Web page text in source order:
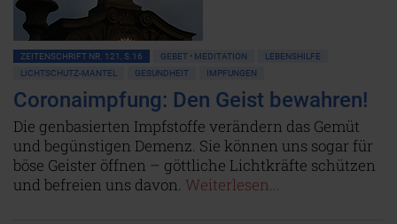
ZEITENSCHRIFT NR. 121, S.16 GEBET • MEDITATION
LEBENSHILFE
LICHTSCHUTZ-MANTEL
GESUNDHEIT IMPFUNGEN
Coronaimpfung: Den Geist bewahren!
Die genbasierten Impfstoffe verändern das Gemüt
und begünstigen Demenz. Sie können uns sogar für
böse Geister öffnen – göttliche Lichtkräfte schützen
und befreien uns davon. Weiterlesen...